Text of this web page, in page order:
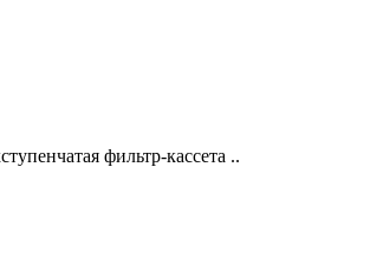
фильтр-кассета ..